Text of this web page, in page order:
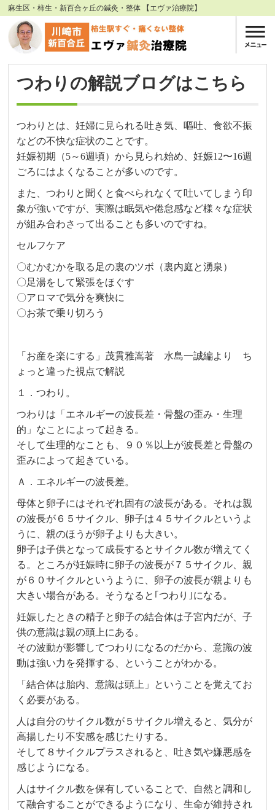
麻生区・柿生・新百合ヶ丘の鍼灸・整体 【エヴァ治療院】
つわりの解説ブログはこちら
つわりとは、妊婦に見られる吐き気、嘔吐、食欲不振
などの不快な症状のことです。
妊娠初期（5～6週頃）から見られ始め、妊娠12〜16週
ごろにはよくなることが多いのです。
また、つわりと聞くと食べられなくて吐いてしまう印
象が強いですが、実際は眠気や倦怠感など様々な症状
が組み合わさって出ることも多いのですね。
セルフケア
〇むかむかを取る足の裏のツボ（裏内庭と湧泉）
〇足湯をして緊張をほぐす
〇アロマで気分を爽快に
〇お茶で乗り切ろう
「お産を楽にする」茂貫雅嵩著 水島一誠編より ち
ょっと違った視点で解説
１．つわり。
つわりは「エネルギーの波長差・骨盤の歪み・生理
的」なことによって起きる。
そして生理的なことも、９０％以上が波長差と骨盤の
歪みによって起きている。
Ａ．エネルギーの波長差。
母体と卵子にはそれぞれ固有の波長がある。それは親
の波長が６５サイクル、卵子は４５サイクルというよ
うに、親のほうが卵子よりも大きい。
卵子は子供となって成長するとサイクル数が増えてく
る。ところが妊娠時に卵子の波長が７５サイクル、親
が６０サイクルというように、卵子の波長が親よりも
大きい場合がある。そうなると｢つわり｣になる。
妊娠したときの精子と卵子の結合体は子宮内だが、子
供の意識は親の頭上にある。
その波動が影響してつわりになるのだから、意識の波
動は強い力を発揮する、ということがわかる。
「結合体は胎内、意識は頭上」ということを覚えてお
く必要がある。
人は自分のサイクル数が５サイクル増えると、気分が
高揚したり不安感を感じたりする。
そして８サイクルプラスされると、吐き気や嫌悪感を
感じようになる。
人はサイクル数を保有していることで、自然と調和し
て融合することができるようになり、生命が維持され